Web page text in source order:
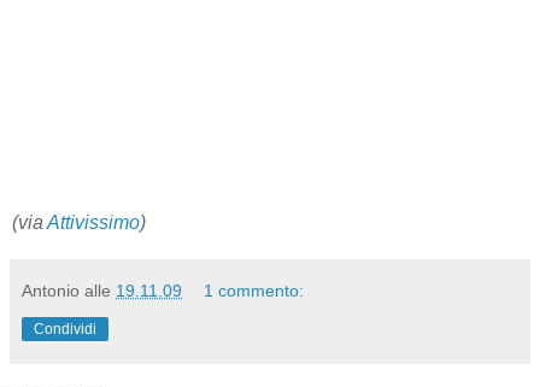
(via Attivissimo)
Antonio alle 19.11.09 1 commento:
Condividi